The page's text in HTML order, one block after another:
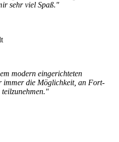
sehr viel Spaß."
modern eingerichteten
immer die Möglichkeit, an Fort-